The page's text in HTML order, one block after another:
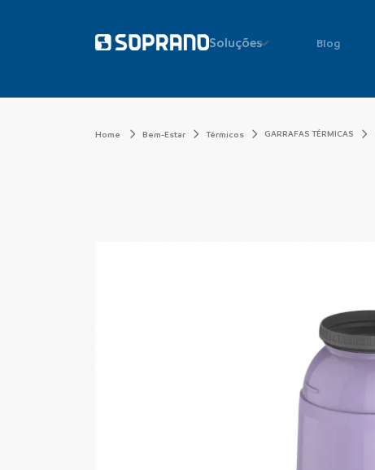
Soluções Blog
Home Bem-Estar Térmicos GARRAFAS TÉRMICAS